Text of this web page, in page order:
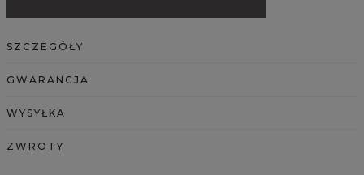
SZCZEGÓŁY
GWARANCJA
WYSYŁKA
ZWROTY